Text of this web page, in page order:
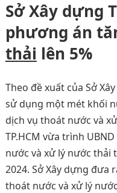
Sở Xây dựng
phương án
thải lên 5%
Theo đề xuất của Sở
sử dụng một mét khối
dịch vụ thoát nước và
TP.HCM vừa trình
nước và xử lý nước thải
2024. Sở Xây dựng đưa
thoát nước và xử lý